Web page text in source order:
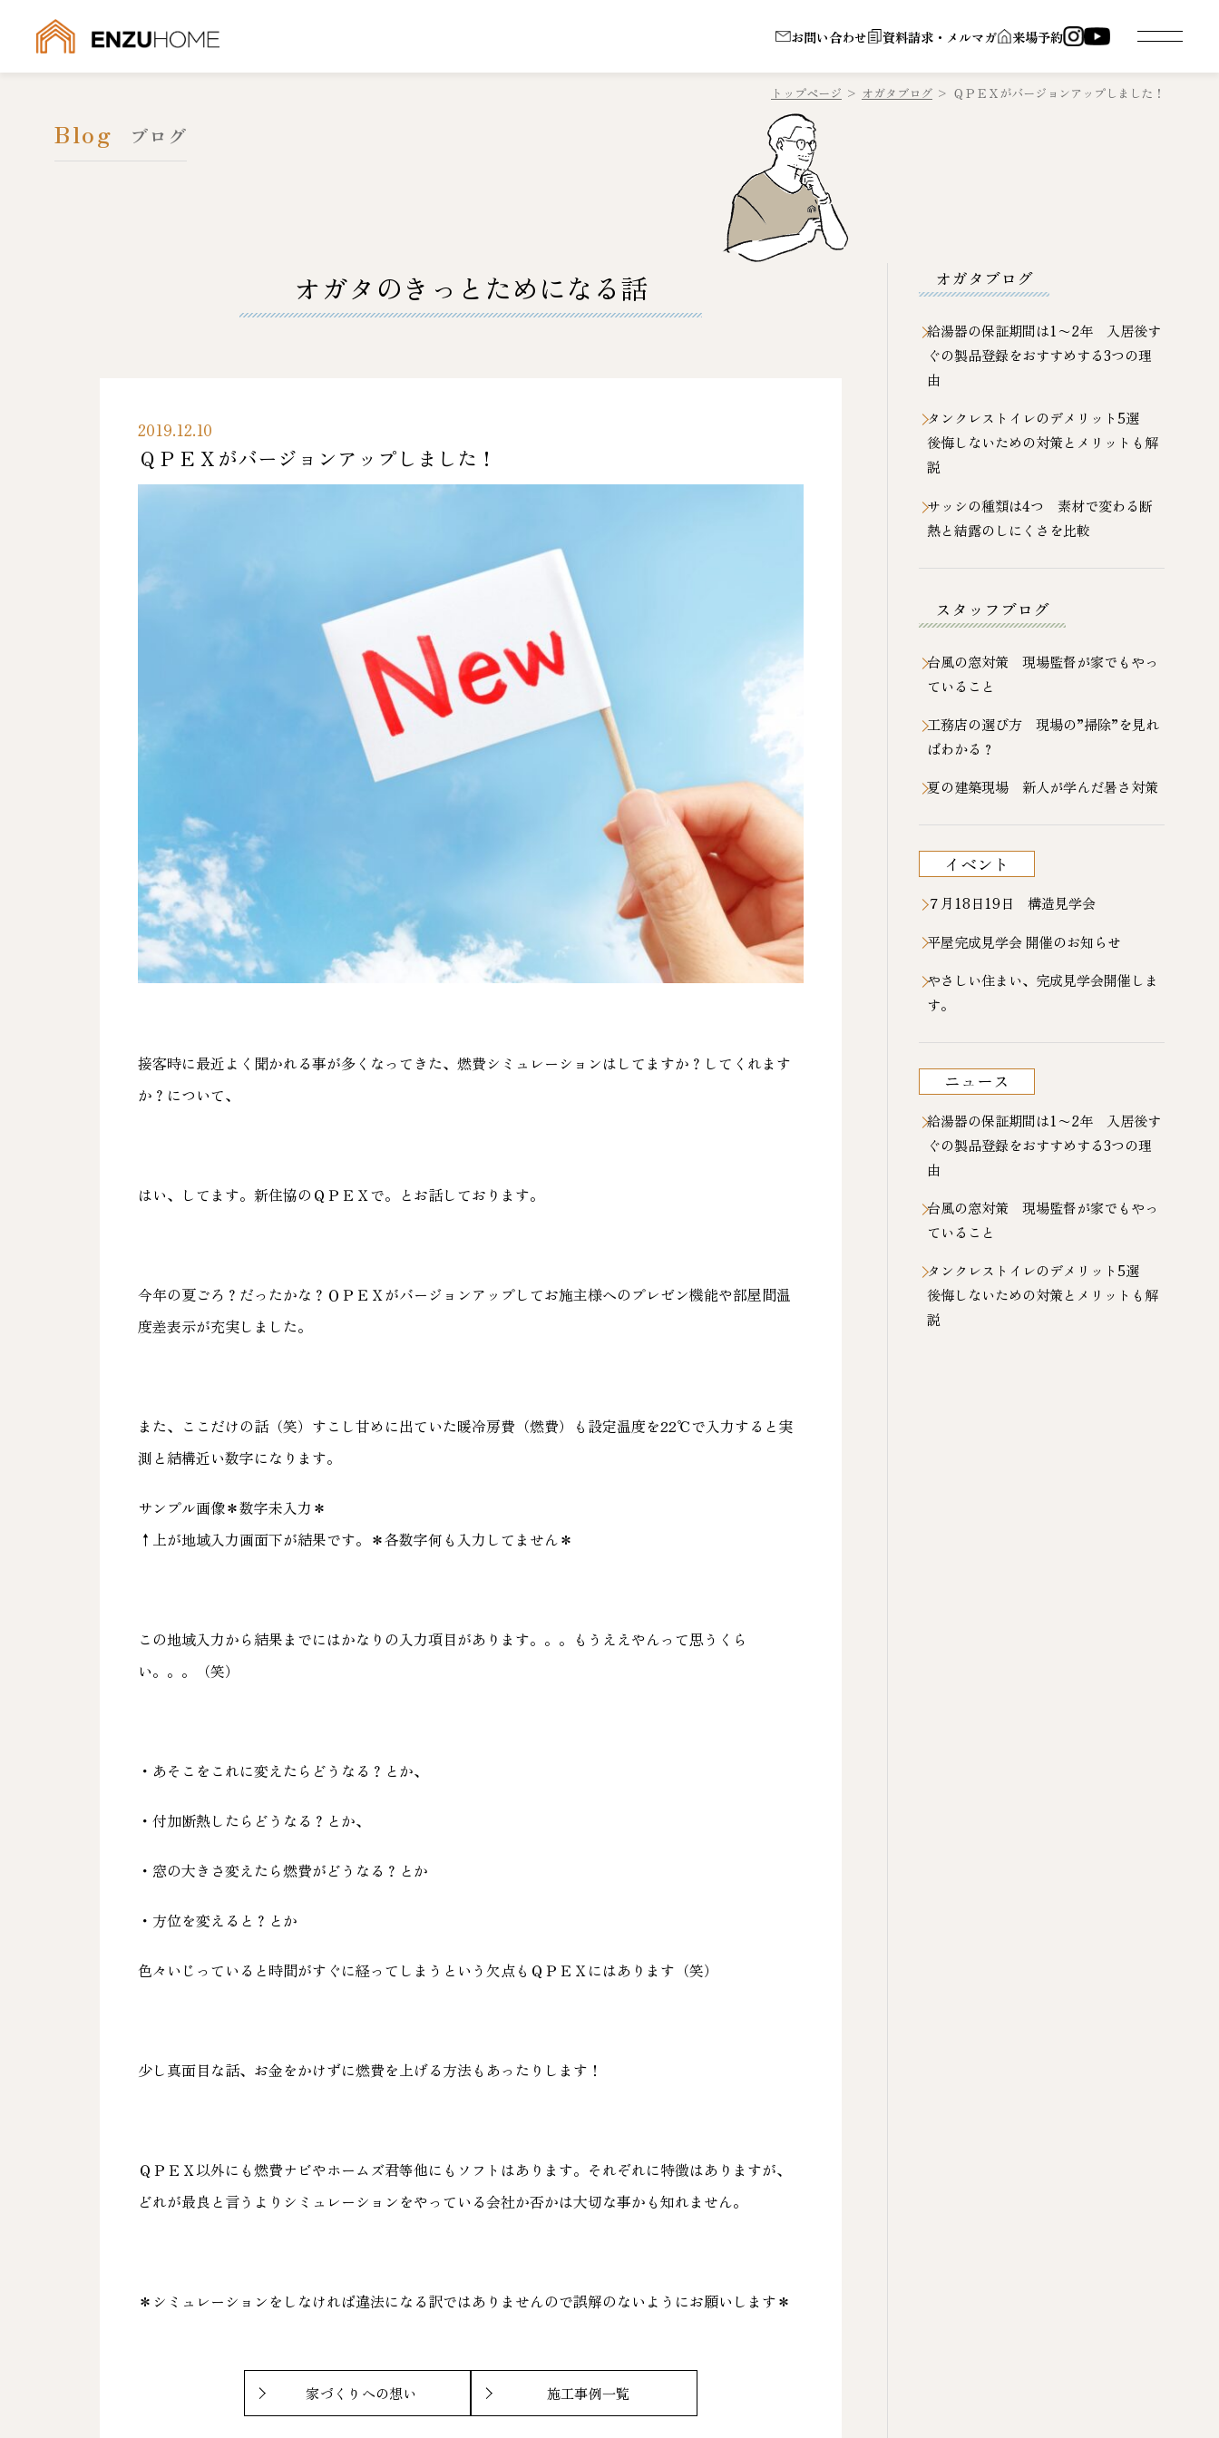
お問い合わせ 資料請求・メルマガ 来場予約
トップページ > オガタブログ > ＱＰＥＸがバージョンアップしました！
Blog ブログ
オガタのきっとためになる話
2019.12.10
ＱＰＥＸがバージョンアップしました！
接客時に最近よく聞かれる事が多くなってきた、燃費シミュレーションはしてますか？してくれます
か？について、
はい、してます。新住協のＱＰＥＸで。とお話しております。
今年の夏ごろ？だったかな？ＯＰＥＸがバージョンアップしてお施主様へのプレゼン機能や部屋間温
度差表示が充実しました。
また、ここだけの話（笑）すこし甘めに出ていた暖冷房費（燃費）も設定温度を22℃で入力すると実
測と結構近い数字になります。
サンプル画像＊数字未入力＊
↑上が地域入力画面下が結果です。＊各数字何も入力してません＊
この地域入力から結果までにはかなりの入力項目があります。。。もうええやんって思うくら
い。。。（笑）
・あそこをこれに変えたらどうなる？とか、
・付加断熱したらどうなる？とか、
・窓の大きさ変えたら燃費がどうなる？とか
・方位を変えると？とか
色々いじっていると時間がすぐに経ってしまうという欠点もＱＰＥＸにはあります（笑）
少し真面目な話、お金をかけずに燃費を上げる方法もあったりします！
ＱＰＥＸ以外にも燃費ナビやホームズ君等他にもソフトはあります。それぞれに特徴はありますが、
どれが最良と言うよりシミュレーションをやっている会社か否かは大切な事かも知れません。
＊シミュレーションをしなければ違法になる訳ではありませんので誤解のないようにお願いします＊
家づくりへの想い 施工事例一覧
オガタブログ
給湯器の保証期間は1〜2年 入居後す
ぐの製品登録をおすすめする3つの理
由
タンクレストイレのデメリット5選
後悔しないための対策とメリットも解
説
サッシの種類は4つ 素材で変わる断
熱と結露のしにくさを比較
スタッフブログ
台風の窓対策 現場監督が家でもやっ
ていること
工務店の選び方 現場の”掃除”を見れ
ばわかる？
夏の建築現場 新人が学んだ暑さ対策
イベント
７月18日19日 構造見学会
平屋完成見学会 開催のお知らせ
やさしい住まい、完成見学会開催しま
す。
ニュース
給湯器の保証期間は1〜2年 入居後す
ぐの製品登録をおすすめする3つの理
由
台風の窓対策 現場監督が家でもやっ
ていること
タンクレストイレのデメリット5選
後悔しないための対策とメリットも解
説